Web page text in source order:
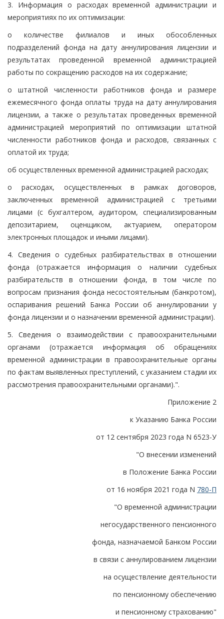
3. Информация о расходах временной администрации и
мероприятиях по их оптимизации:
о количестве филиалов и иных обособленных
подразделений фонда на дату аннулирования лицензии и
результатах проведенной временной администрацией
работы по сокращению расходов на их содержание;
о штатной численности работников фонда и размере
ежемесячного фонда оплаты труда на дату аннулирования
лицензии, а также о результатах проведенных временной
администрацией мероприятий по оптимизации штатной
численности работников фонда и расходов, связанных с
оплатой их труда;
об осуществленных временной администрацией расходах;
о расходах, осуществленных в рамках договоров,
заключенных временной администрацией с третьими
лицами (с бухгалтером, аудитором, специализированным
депозитарием, оценщиком, актуарием, оператором
электронных площадок и иными лицами).
4. Сведения о судебных разбирательствах в отношении
фонда (отражается информация о наличии судебных
разбирательств в отношении фонда, в том числе по
вопросам признания фонда несостоятельным (банкротом),
оспаривания решений Банка России об аннулировании у
фонда лицензии и о назначении временной администрации).
5. Сведения о взаимодействии с правоохранительными
органами (отражается информация об обращениях
временной администрации в правоохранительные органы
по фактам выявленных преступлений, с указанием стадии их
рассмотрения правоохранительными органами).".
Приложение 2
к Указанию Банка России
от 12 сентября 2023 года N 6523-У
"О внесении изменений
в Положение Банка России
от 16 ноября 2021 года N 780-П
"О временной администрации
негосударственного пенсионного
фонда, назначаемой Банком России
в связи с аннулированием лицензии
на осуществление деятельности
по пенсионному обеспечению
и пенсионному страхованию"